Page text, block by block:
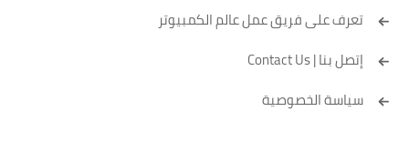
تعرف على فريق عمل عالم الكمبيوتر
إتصل بنا | Contact Us
سياسة الخصوصية